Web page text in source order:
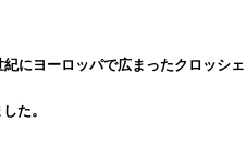
にヨーロッパで広まったクロッシェ
た。